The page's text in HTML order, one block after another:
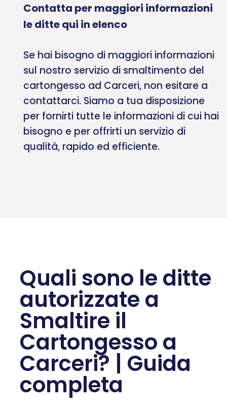
Contatta per maggiori informazioni
le ditte qui in elenco
Se hai bisogno di maggiori informazioni
sul nostro servizio di smaltimento del
cartongesso ad Carceri, non esitare a
contattarci. Siamo a tua disposizione
per fornirti tutte le informazioni di cui hai
bisogno e per offrirti un servizio di
qualità, rapido ed efficiente.
Quali sono le ditte
autorizzate a
Smaltire il
Cartongesso a
Carceri? | Guida
completa